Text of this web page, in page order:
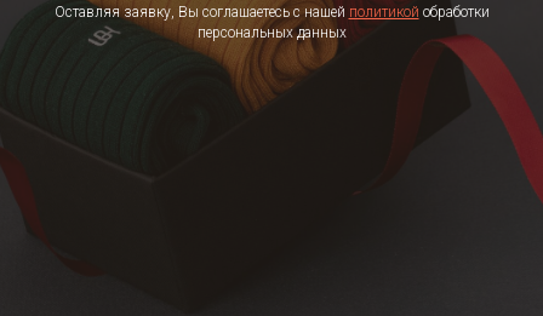
Оставляя заявку, Вы соглашаетесь с нашей политикой обработки
персональных данных